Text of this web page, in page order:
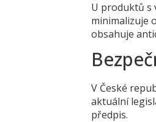
U produktů s
minimalizuje
obsahuje
V České
aktuální
předpis.